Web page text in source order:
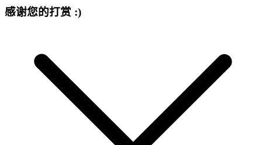
感谢您的打赏 :)